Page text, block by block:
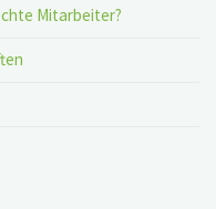
Mitarbeiter?